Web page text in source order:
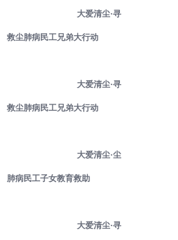
大爱清尘·寻
救尘肺病民工兄弟大行动
大爱清尘·寻
救尘肺病民工兄弟大行动
大爱清尘·尘
肺病民工子女教育救助
大爱清尘·寻